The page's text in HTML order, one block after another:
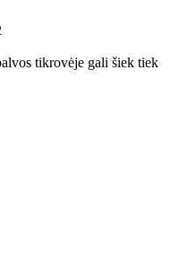
tikrovėje gali šiek tiek